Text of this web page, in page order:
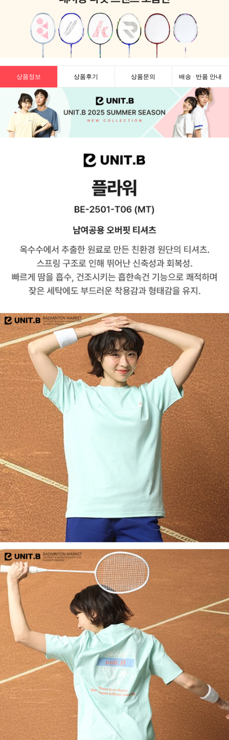
상품정보 상품후기 상품문의 배송 · 반품 안내